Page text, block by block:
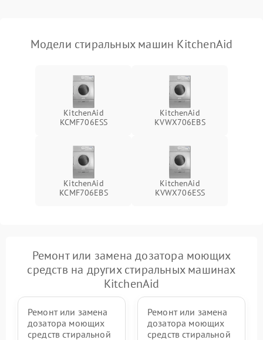
Модели стиральных машин KitchenAid
KitchenAid
KCMF706ESS
KitchenAid
KVWX706EBS
KitchenAid
KCMF706EBS
KitchenAid
KVWX706ESS
Ремонт или замена дозатора моющих
средств на других стиральных машинах
KitchenAid
Ремонт или замена
дозатора моющих
средств стиральной
Ремонт или замена
дозатора моющих
средств стиральной